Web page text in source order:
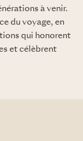
à venir.
du voyage, en
qui honorent
et célèbrent